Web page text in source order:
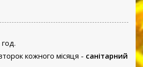
кожного місяця - санітарний